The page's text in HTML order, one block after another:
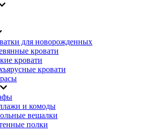
для новорожденных
кровати
кровати
кровати
и комоды
вешалки
полки